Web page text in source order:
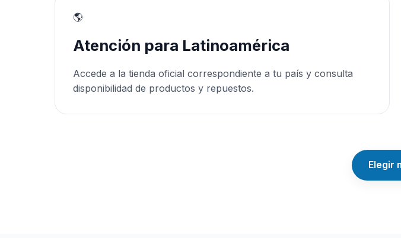
🌎
Atención para Latinoamérica
Accede a la tienda oficial correspondiente a tu país y consulta
disponibilidad de productos y repuestos.
Elegir